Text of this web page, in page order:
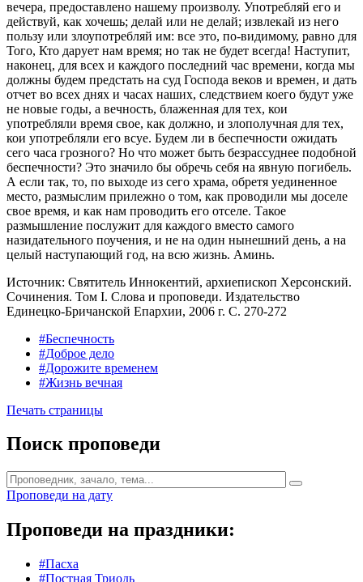
вечера, предоставлено нашему произволу. Употребляй его и
действуй, как хочешь; делай или не делай; извлекай из него
пользу или злоупотребляй им: все это, по-видимому, равно для
Того, Кто дарует нам время; но так не будет всегда! Наступит,
наконец, для всех и каждого последний час времени, когда мы
должны будем предстать на суд Господа веков и времен, и дать
отчет во всех днях и часах наших, следствием коего будут уже
не новые годы, а вечность, блаженная для тех, кои
употребляли время свое, как должно, и злополучная для тех,
кои употребляли его всуе. Будем ли в беспечности ожидать
сего часа грозного? Но что может быть безрассуднее подобной
беспечности? Это значило бы обречь себя на явную погибель.
А если так, то, по выходе из сего храма, обретя уединенное
место, размыслим прилежно о том, как проводили мы доселе
свое время, и как нам проводить его отселе. Такое
размышление послужит для каждого вместо самого
назидательного поучения, и не на один нынешний день, а на
целый наступающий год, на всю жизнь. Аминь.
Источник: Святитель Иннокентий, архиепископ Херсонский.
Сочинения. Том I. Слова и проповеди. Издательство
Единецко-Бричанской Епархии, 2006 г. С. 270-272
#Беспечность
#Доброе дело
#Дорожите временем
#Жизнь вечная
Печать страницы
Поиск проповеди
Проповеди на дату
Проповеди на праздники:
#Пасха
#Постная Триодь